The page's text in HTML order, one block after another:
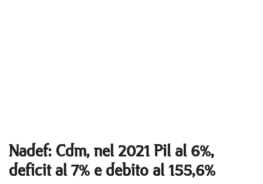
Nadef: Cdm, nel 2021 Pil al 6%,
deficit al 7% e debito al 155,6%